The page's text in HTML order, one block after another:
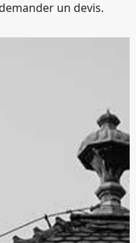
un devis.